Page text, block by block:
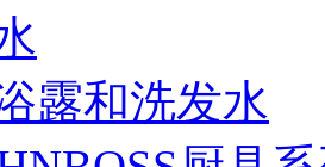
露和洗发水